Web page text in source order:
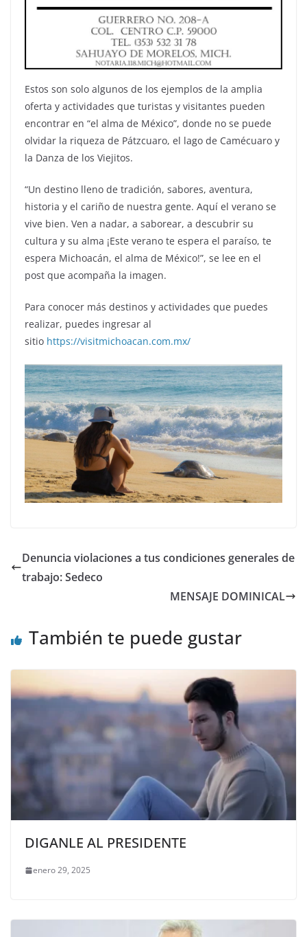
Estos son solo algunos de los ejemplos de la amplia
oferta y actividades que turistas y visitantes pueden
encontrar en “el alma de México”, donde no se puede
olvidar la riqueza de Pátzcuaro, el lago de Camécuaro y
la Danza de los Viejitos.
“Un destino lleno de tradición, sabores, aventura,
historia y el cariño de nuestra gente. Aquí el verano se
vive bien. Ven a nadar, a saborear, a descubrir su
cultura y su alma ¡Este verano te espera el paraíso, te
espera Michoacán, el alma de México!”, se lee en el
post que acompaña la imagen.
Para conocer más destinos y actividades que puedes
realizar, puedes ingresar al
sitio https://visitmichoacan.com.mx/
Denuncia violaciones a tus condiciones generales de
trabajo: Sedeco
MENSAJE DOMINICAL
También te puede gustar
DIGANLE AL PRESIDENTE
enero 29, 2025